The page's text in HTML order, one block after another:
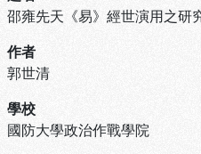
邵雍先天《易》經世演用之研
作者
郭世清
學校
國防大學政治作戰學院